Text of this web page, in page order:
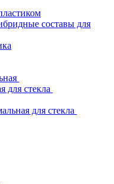
составы для
для стекла
для стекла